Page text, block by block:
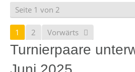
Seite 1 von 2
1 2 Vorwärts
Turnierpaare